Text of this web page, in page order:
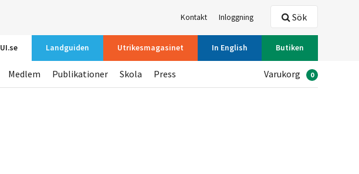
Kontakt Inloggning
UI.se Landguiden Utrikesmagasinet In English Butiken
Sök
Medlem Publikationer Skola Press Varukorg 0